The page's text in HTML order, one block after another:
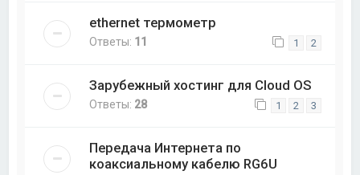
ethernet термометр
Ответы: 11 1 2
Зарубежный хостинг для Cloud OS
Ответы: 28 1 2 3
Передача Интернета по
коаксиальному кабелю RG6U